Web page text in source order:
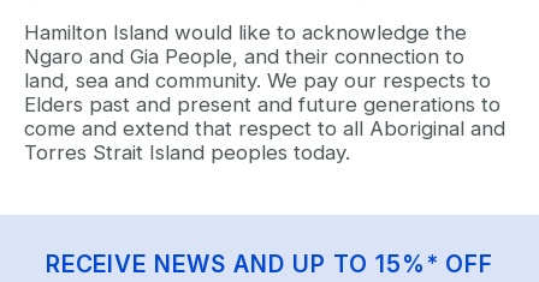
Hamilton Island would like to acknowledge the
Ngaro and Gia People, and their connection to
land, sea and community. We pay our respects to
Elders past and present and future generations to
come and extend that respect to all Aboriginal and
Torres Strait Island peoples today.
RECEIVE NEWS AND UP TO 15%* OFF